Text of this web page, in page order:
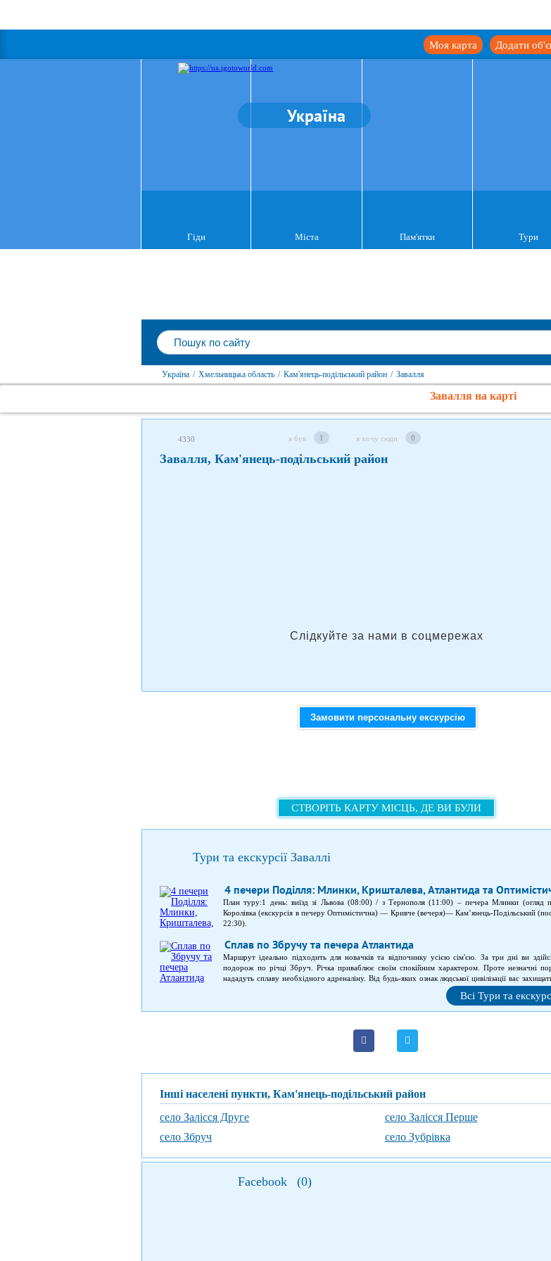
Додати
Моя карта
Україна
Гіди Міста Пам'ятки Тури
Україна / Хмельницька область / Кам'янець-подільський район / Завалля
Завалля на карті
4330 я був 1 я хочу сюди 0
Завалля, Кам'янець-подільський район
Слідкуйте за нами в соцмережах
Замовити персональну екскурсію
СТВОРІТЬ КАРТУ МІСЦЬ, ДЕ ВИ БУЛИ
Тури та екскурсії Заваллі
4 печери Поділля: Млинки, Кришталева, Атлантида та
План туру:1 день: виїзд зі Львова (08:00) / з Тернополя (11:00) – печера Млинки (огляд
Королівка (екскурсія в печеру Оптимістична) — Кривче (вечеря)— Кам’янець-Подільський
22:30).
Сплав по Збручу та печера Атлантида
Маршрут ідеально підходить для новачків та відпочинку усією сім'єю. За три дні ви
подорож по річці Збруч. Річка приваблює своїм спокійним характером. Проте незначні
нададуть сплаву необхідного адреналіну. Від будь-яких ознак людської цивілізації вас
Всі Тури та
Інші населені пункти, Кам'янець-подільський район
село Залісся Друге
село Залісся Перше
село Збруч
село Зубрівка
Facebook (0)